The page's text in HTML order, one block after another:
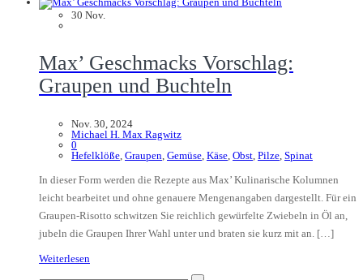
30 Nov.
Max’ Geschmacks Vorschlag:
Graupen und Buchteln
Nov. 30, 2024
Michael H. Max Ragwitz
0
Hefelklöße Graupen Gemüse Käse Obst Pilze Spinat
In dieser Form werden die Rezepte aus Max’ Kulinarische Kolumnen
leicht bearbeitet und ohne genauere Mengenangaben dargestellt. Für ein
Graupen-Risotto schwitzen Sie reichlich gewürfelte Zwiebeln in Öl an,
jubeln die Graupen Ihrer Wahl unter und braten sie kurz mit an. […]
Weiterlesen